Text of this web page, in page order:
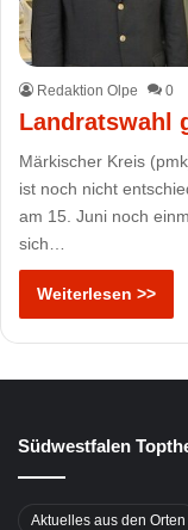
Redaktion Olpe 0
Landratswahl
Märkischer Kreis
ist noch nicht
am 15. Juni noch
sich…
Weiterlesen >>
Südwestfalen
Aktuelles aus den Orten